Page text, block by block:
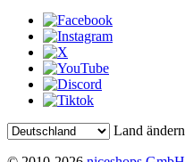
Land ändern